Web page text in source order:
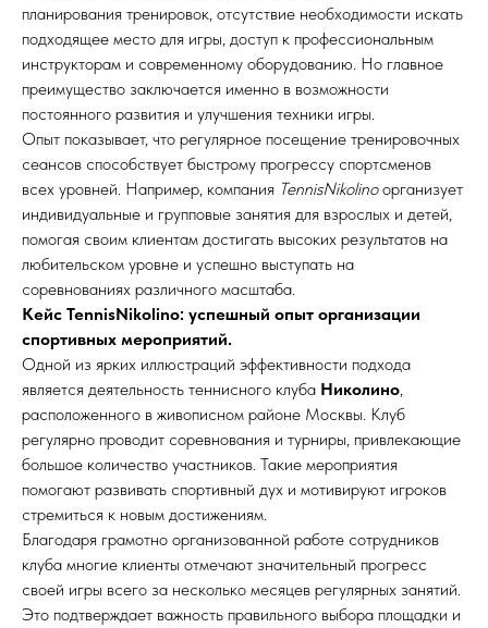
планирования тренировок, отсутствие необходимости искать
подходящее место для игры, доступ к профессиональным
инструкторам и современному оборудованию. Но главное
преимущество заключается именно в возможности
постоянного развития и улучшения техники игры.
Опыт показывает, что регулярное посещение тренировочных
сеансов способствует быстрому прогрессу спортсменов
всех уровней. Например, компания TennisNikolinoорганизует
индивидуальные и групповые занятия для взрослых и детей,
помогая своим клиентам достигать высоких результатов на
любительском уровне и успешно выступать на
соревнованиях различного масштаба.
Кейс TennisNikolino: успешный опыт организации
спортивных мероприятий.
Одной из ярких иллюстраций эффективности подхода
является деятельность теннисного клуба Николино,
расположенного в живописном районе Москвы. Клуб
регулярно проводит соревнования и турниры, привлекающие
большое количество участников. Такие мероприятия
помогают развивать спортивный дух и мотивируют игроков
стремиться к новым достижениям.
Благодаря грамотно организованной работе сотрудников
клуба многие клиенты отмечают значительный прогресс
своей игры всего за несколько месяцев регулярных занятий.
Это подтверждает важность правильного выбора площадки и